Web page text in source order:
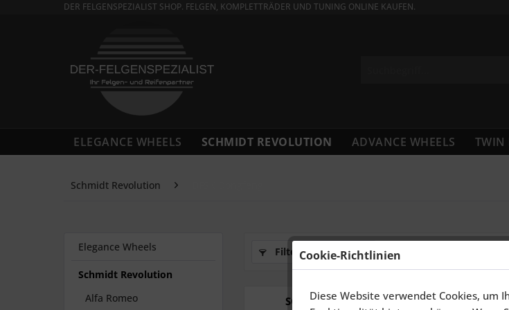
DER FELGENSPEZIALIST SHOP. FELGEN, KOMPLETTRÄDER UND TUNING ONLINE KAUFEN.
ELEGANCE WHEELS SCHMIDT REVOLUTION ADVANCE WHEELS TWIN
Schmidt Revolution
Elegance Wheels
Schmidt Revolution
Alfa Romeo
Filtern
SCHMIDT FELGEN 20 ZOLL DRAGO FÜR DFSK
Cookie-Richtlinien
Diese Website verwendet Cookies, um